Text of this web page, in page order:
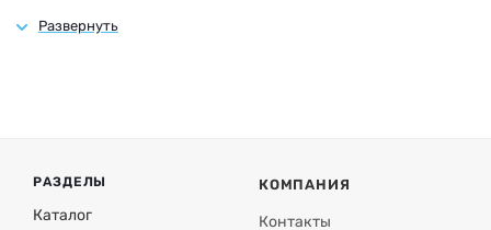
РАЗДЕЛЫ
Каталог
КОМПАНИЯ
Контакты